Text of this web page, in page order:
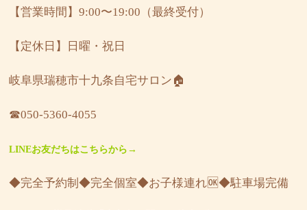
【営業時間】9:00〜19:00（最終受付）
【定休日】日曜・祝日
岐阜県瑞穂市十九条自宅サロン🏠
☎︎050-5360-4055
LINEお友だちはこちらから→
◆完全予約制◆完全個室◆お子様連れ🆗◆駐車場完備